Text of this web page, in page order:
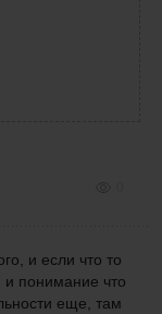
и если что то
и понимание что
еще, там